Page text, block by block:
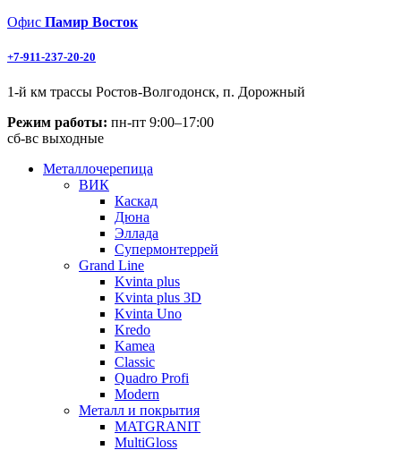
Офис Памир Восток
+7-911-237-20-20
1-й км трассы Ростов-Волгодонск, п. Дорожный
Режим работы: пн-пт 9:00–17:00
сб-вс выходные
Металлочерепица
ВИК
Каскад
Дюна
Эллада
Супермонтеррей
Grand Line
Kvinta plus
Kvinta plus 3D
Kvinta Uno
Kredo
Kamea
Classic
Quadro Profi
Modern
Металл и покрытия
MATGRANIT
MultiGloss